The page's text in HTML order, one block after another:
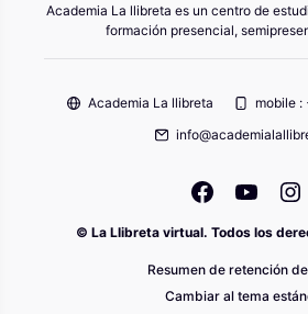
Academia La llibreta es un centro de
formación presencial,
Academia La llibreta
mobile :
© La Llibreta virtual. Todos los
Resumen de retención
Cambiar al tema